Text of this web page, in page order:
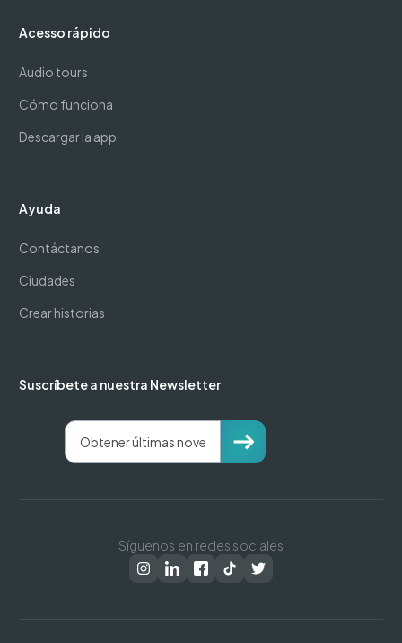
Acesso rápido
Audio tours
Cómo funciona
Descargar la app
Ayuda
Contáctanos
Ciudades
Crear historias
Suscríbete a nuestra Newsletter
Síguenos en redes sociales